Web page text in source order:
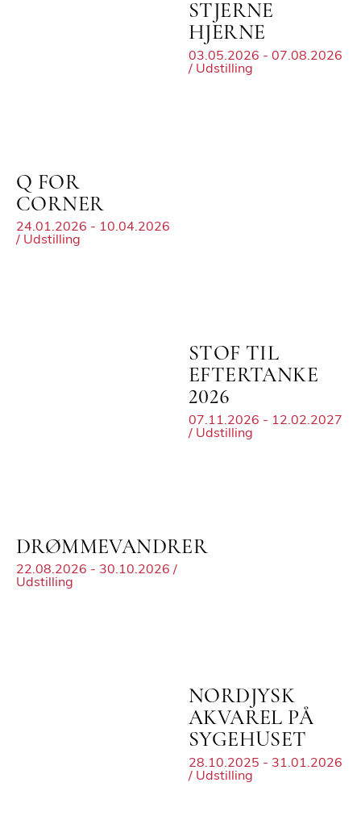
STJERNE
HJERNE
03.05.2026 - 07.08.2026
/ Udstilling
Q FOR
CORNER
24.01.2026 - 10.04.2026
/ Udstilling
STOF TIL
EFTERTANKE
2026
07.11.2026 - 12.02.2027
/ Udstilling
DRØMMEVANDRER
22.08.2026 - 30.10.2026 /
Udstilling
NORDJYSK
AKVAREL PÅ
SYGEHUSET
28.10.2025 - 31.01.2026
/ Udstilling